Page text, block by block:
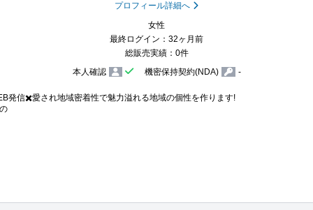
プロフィール詳細へ
女性
最終ログイン：32ヶ月前
総販売実績：0件
本人確認
機密保持契約(NDA) -
発信✖️愛され地域密着性で魅力溢れる地域の個性を作ります!